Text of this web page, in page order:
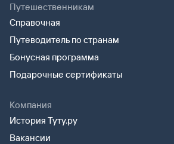
Путешественникам
Справочная
Путеводитель по странам
Бонусная программа
Подарочные сертификаты
Компания
История Туту.ру
Вакансии